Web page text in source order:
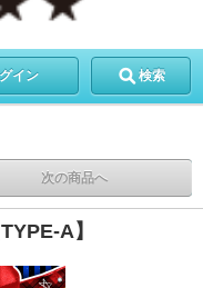
イン 検索
次の商品へ
A】